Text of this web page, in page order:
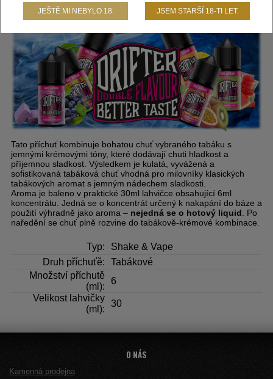
Tato příchuť kombinuje bohatou chuť vybraného tabáku s
jemnými krémovými tóny, které dodávají chuti hladkost a
příjemnou sladkost. Výsledkem je kulatá, vyvážená a
sofistikovaná tabáková chuť vhodná pro milovníky klasických
tabákových aromat s jemným nádechem sladkosti.
Aroma je baleno v praktické 30ml lahvičce obsahující 6ml
koncentrátu. Jedná se o koncentrát určený k nakapání do báze a
použití výhradně jako aroma – nejedná se o hotový liquid. Po
naředění se chuť plně rozvine do tabákově‑krémové kombinace.
Typ:
Shake & Vape
Druh příchuťě:
Tabákové
Množství příchutě
(ml):
6
Velikost lahvičky
(ml):
30
O NÁS
Kamenná prodejna
JEŠTĚ MI NEBYLO 18. JSEM STARŠÍ 18-TI LET.